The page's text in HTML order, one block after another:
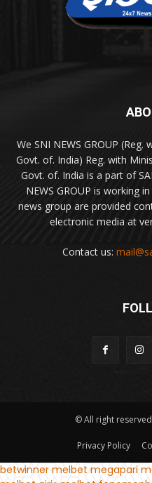
We SNI NEWS GROUP
Govt. of. India) Reg. with
Govt. of. India is a part of
NEWS GROUP is working
news group are provided
electronic media at
Contact us:
© All right
Privacy Policy
betwinner melbet megapari